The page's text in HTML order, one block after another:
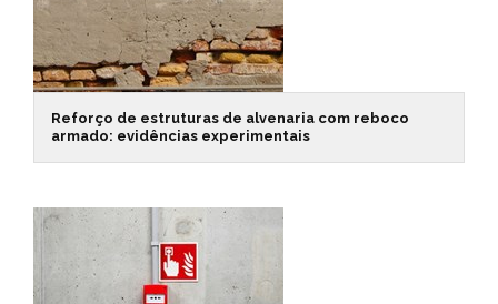
Reforço de estruturas de alvenaria com reboco
armado: evidências experimentais